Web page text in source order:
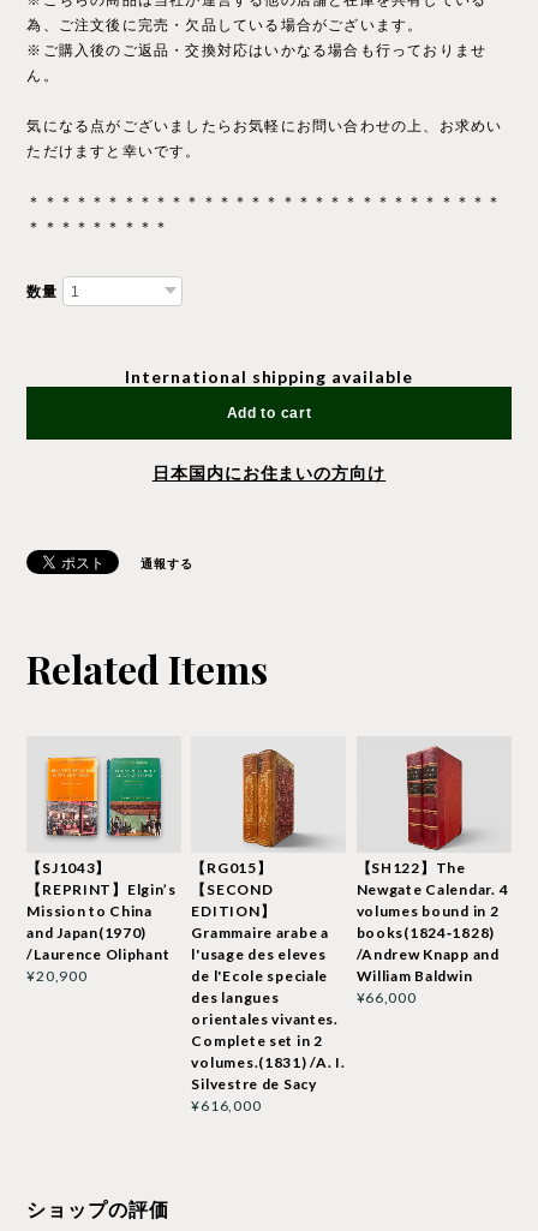
為、ご注文後に完売・欠品している場合がございます。
※ご購入後のご返品・交換対応はいかなる場合も行っておりませ
ん。
気になる点がございましたらお気軽にお問い合わせの上、お求めい
ただけますと幸いです。
＊＊＊＊＊＊＊＊＊＊＊＊＊＊＊＊＊＊＊＊＊＊＊＊＊＊＊＊＊＊
＊＊＊＊＊＊＊＊＊
数量
International shipping available
Add to cart
日本国内にお住まいの方向け
通報する
Related Items
【SJ1043】
【REPRINT】Elgin’s
Mission to China
and Japan(1970)
/Laurence Oliphant
¥20,900
【RG015】
【SECOND
EDITION】
Grammaire arabe a
l'usage des eleves
de l'Ecole speciale
des langues
orientales vivantes.
Complete set in 2
volumes.(1831) /A. I.
Silvestre de Sacy
¥616,000
【SH122】The
Newgate Calendar. 4
volumes bound in 2
books(1824‐1828)
/Andrew Knapp and
William Baldwin
¥66,000
ショップの評価